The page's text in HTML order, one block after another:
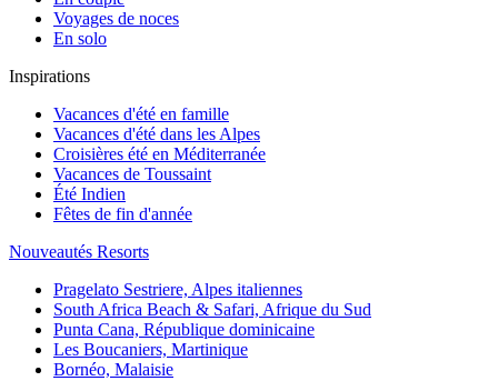
Voyages de noces
En solo
Inspirations
Vacances d'été en famille
Vacances d'été dans les Alpes
Croisières été en Méditerranée
Vacances de Toussaint
Été Indien
Fêtes de fin d'année
Nouveautés Resorts
Pragelato Sestriere, Alpes italiennes
South Africa Beach & Safari, Afrique du Sud
Punta Cana, République dominicaine
Les Boucaniers, Martinique
Bornéo, Malaisie